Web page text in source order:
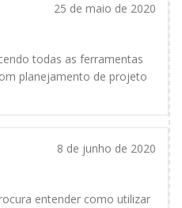
25 de maio de 2020
todas as ferramentas
planejamento de projeto
8 de junho de 2020
entender como utilizar